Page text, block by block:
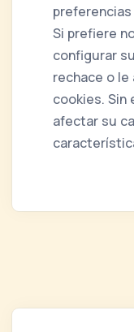
Si prefiere
configurar
rechace o le
cookies. Sin
afectar su